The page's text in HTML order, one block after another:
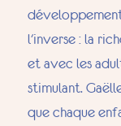
l'inverse : la
et avec les
stimulant.
que chaque